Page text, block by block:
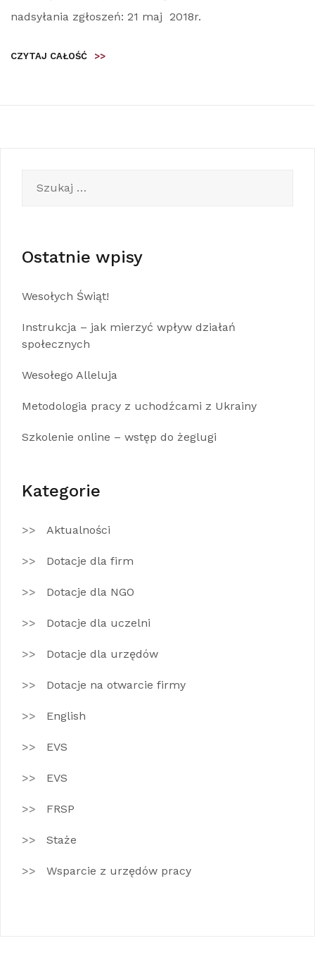
nadsyłania zgłoszeń: 21 maj 2018r.
CZYTAJ CAŁOŚĆ >>
Ostatnie wpisy
Wesołych Świąt!
Instrukcja – jak mierzyć wpływ działań
społecznych
Wesołego Alleluja
Metodologia pracy z uchodźcami z Ukrainy
Szkolenie online – wstęp do żeglugi
Kategorie
Aktualności
Dotacje dla firm
Dotacje dla NGO
Dotacje dla uczelni
Dotacje dla urzędów
Dotacje na otwarcie firmy
English
EVS
EVS
FRSP
Staże
Wsparcie z urzędów pracy